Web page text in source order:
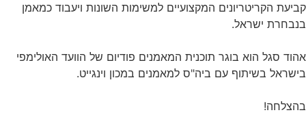
קביעת הקריטריונים המקצועיים למשימות השונות ויעבוד כמאמן
בנבחרת ישראל.
אהוד סגל הוא בוגר תוכנית המאמנים פודיום של הוועד האולימפי
בישראל בשיתוף עם ביה"ס למאמנים במכון וינגייט.
בהצלחה!